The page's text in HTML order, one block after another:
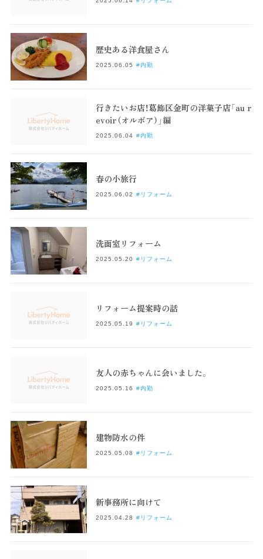
歴史ある洋食屋さん
2025.06.05 #内勤
行きたいお店！葛飾区金町の洋菓子店「au r
evoir（オルボア）」編
2025.06.04 #内勤
春の小旅行
2025.06.02 #リフォーム
洗面室リフォーム
2025.05.20 #リフォーム
リフォーム提案時の話
2025.05.19 #リフォーム
友人の赤ちゃんに会いました。
2025.05.16 #内勤
建物防水の件
2025.05.08 #リフォーム
新事務所に向けて
2025.04.28 #リフォーム